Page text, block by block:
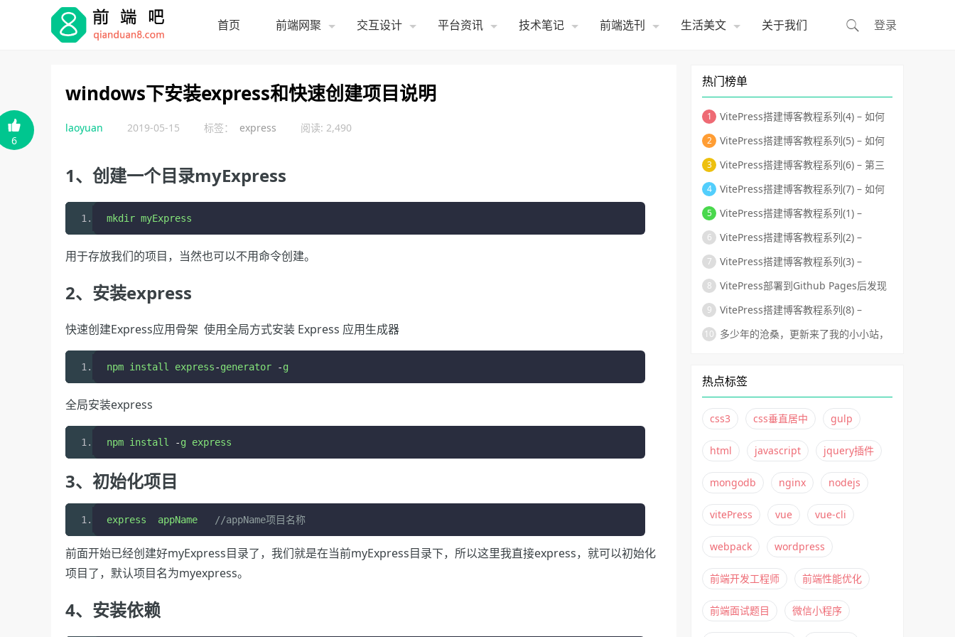
首页 前端网聚 交互设计 平台资讯 技术笔记 前端选刊 生活美文 关于我们 登录
windows下安装express和快速创建项目说明
laoyuan 2019-05-15 标签： express 阅读: 2,490
1、创建一个目录myExpress
mkdir myExpress
用于存放我们的项目，当然也可以不用命令创建。
2、安装express
快速创建Express应用骨架 使用全局方式安装 Express 应用生成器
npm install express-generator -g
全局安装express
npm install -g express
3、初始化项目
express  appName //appName项目名称
前面开始已经创建好myExpress目录了，我们就是在当前myExpress目录下，所以这里我直接express，就可以初始化
项目了，默认项目名为myexpress。
4、安装依赖

6
热门榜单
VitePress搭建博客教程系列(4) – 如何
自定义首页布局和主题样式修改？
VitePress搭建博客教程系列(5) – 如何
自定义页面模板、给页面添加独有的
className和使页面标题变成侧边目
录？
VitePress搭建博客教程系列(6) – 第三
方组件库的使用-搭建组件库文档
VitePress搭建博客教程系列(7) – 如何
用Github Actions自动化部署到Github
Pages？
VitePress搭建博客教程系列(1) –
VitePress的安装和运行
VitePress搭建博客教程系列(2) –
VitePress默认首页、头部导航和左侧导
航配置
VitePress搭建博客教程系列(3) –
VitePress页脚、标题logo、最后更新
时间等相关细节配置
VitePress部署到Github Pages后发现
样式全错乱了怎么办？
VitePress搭建博客教程系列(8) –
vitePress如何非自动化部署到Github
多少年的沧桑，更新来了我的小小站，
热点标签
css3 css垂直居中 gulp
html javascript jquery插件
mongodb nginx nodejs
vitePress vue vue-cli
webpack wordpress
前端开发工程师 前端性能优化
前端面试题目 微信小程序